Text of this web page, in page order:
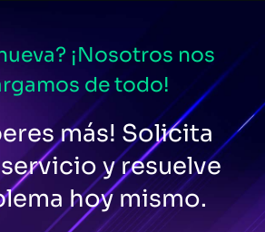
¡Nosotros nos
de todo!
más! Solicita
y resuelve
hoy mismo.